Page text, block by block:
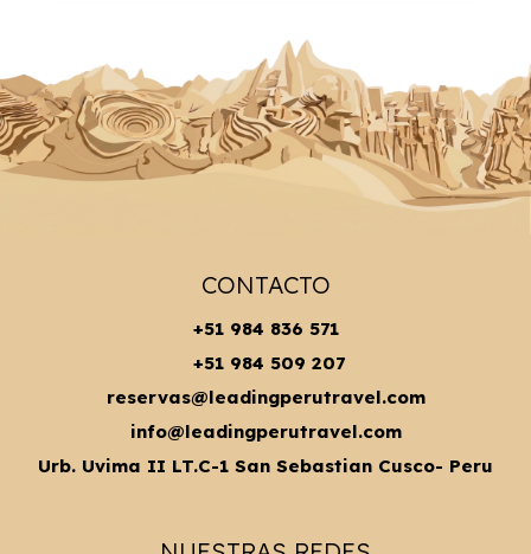
CONTACTO
+51 984 836 571
+51 984 509 207
reservas@leadingperutravel.com
info@leadingperutravel.com
Urb. Uvima II LT.C-1 San Sebastian Cusco- Peru